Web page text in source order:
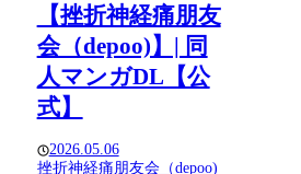
【挫折神経痛朋友
会（depoo)】| 同
人マンガDL【公
式】
2026.05.06
挫折神経痛朋友会（depoo)